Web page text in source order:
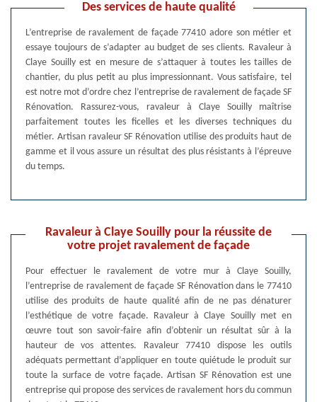
Des services de haute qualité
L’entreprise de ravalement de façade 77410 adore son métier et
essaye toujours de s’adapter au budget de ses clients. Ravaleur à
Claye Souilly est en mesure de s’attaquer à toutes les tailles de
chantier, du plus petit au plus impressionnant. Vous satisfaire, tel
est notre mot d’ordre chez l’entreprise de ravalement de façade SF
Rénovation. Rassurez-vous, ravaleur à Claye Souilly maîtrise
parfaitement toutes les ficelles et les diverses techniques du
métier. Artisan ravaleur SF Rénovation utilise des produits haut de
gamme et il vous assure un résultat des plus résistants à l’épreuve
du temps.
Ravaleur à Claye Souilly pour la réussite de
votre projet ravalement de façade
Pour effectuer le ravalement de votre mur à Claye Souilly,
l’entreprise de ravalement de façade SF Rénovation dans le 77410
utilise des produits de haute qualité afin de ne pas dénaturer
l’esthétique de votre façade. Ravaleur à Claye Souilly met en
œuvre tout son savoir-faire afin d’obtenir un résultat sûr à la
hauteur de vos attentes. Ravaleur 77410 dispose les outils
adéquats permettant d’appliquer en toute quiétude le produit sur
toute la surface de votre façade. Artisan SF Rénovation est une
entreprise qui propose des services de ravalement hors du commun